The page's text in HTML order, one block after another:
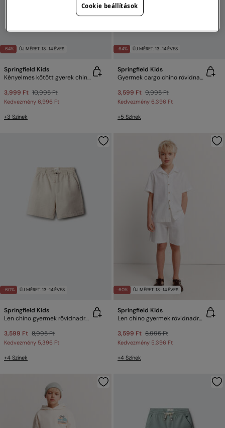
-64% ÚJ MÉRET: 13–14 ÉVES
Springfield Kids
Kényelmes kötött gyerek chino nadrág
3,999 Ft 10,995 Ft
Kedvezmény 6,996 Ft
+3 Színek
-64% ÚJ MÉRET: 13–14 ÉVES
Springfield Kids
Gyermek cargo chino rövidnadrág
3,599 Ft 9,995 Ft
Kedvezmény 6,396 Ft
+5 Színek
-60% ÚJ MÉRET: 13–14 ÉVES
Springfield Kids
Len chino gyermek rövidnadrág
3,599 Ft 8,995 Ft
Kedvezmény 5,396 Ft
+4 Színek
-60% ÚJ MÉRET: 13–14 ÉVES
Springfield Kids
Len chino gyermek rövidnadrág
3,599 Ft 8,995 Ft
Kedvezmény 5,396 Ft
+4 Színek
Cookie beállítások